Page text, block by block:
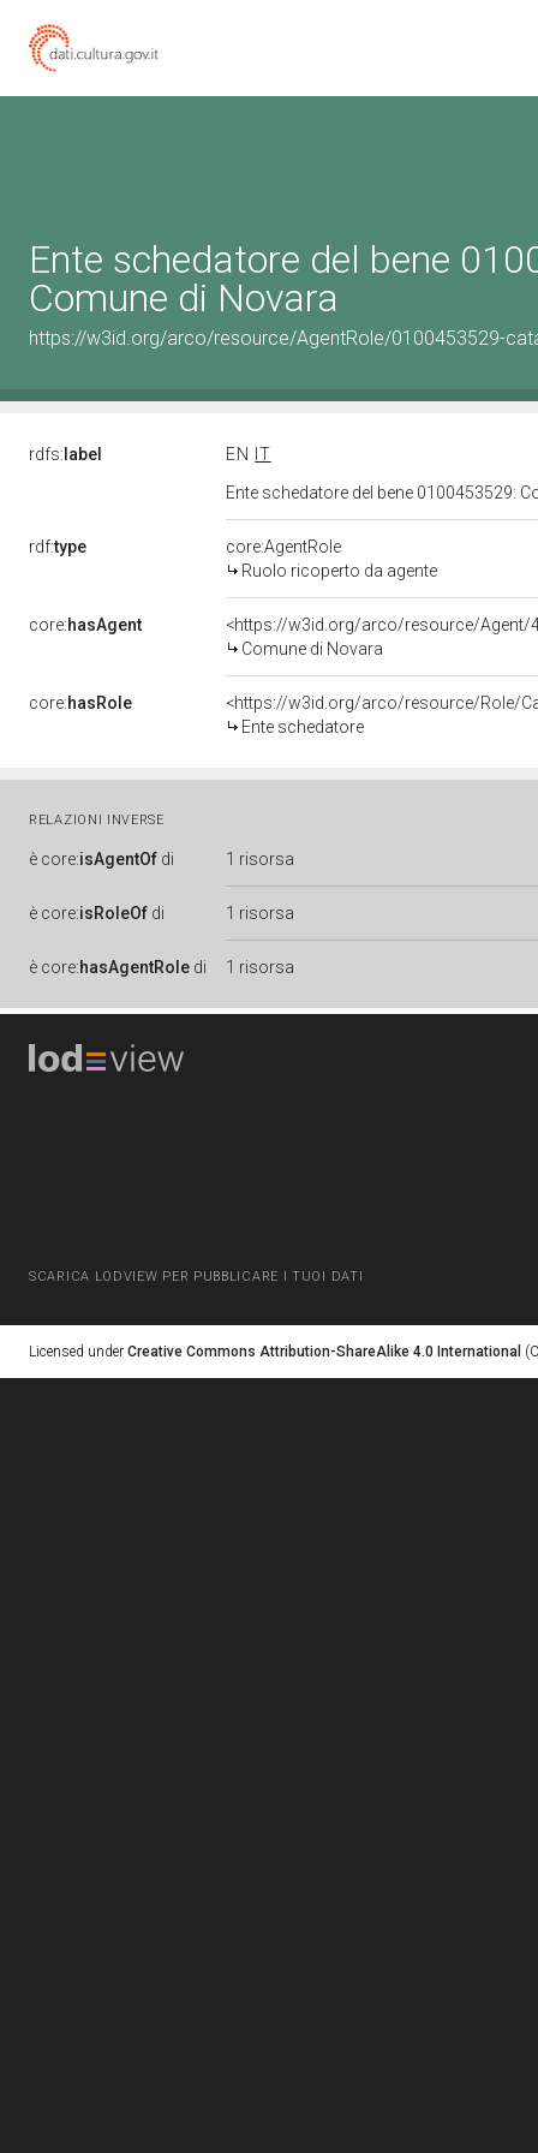
Ente schedatore del bene
Comune di Novara
https://w3id.org/arco/resource/AgentRole/0100453529-
rdfs: label EN
IT
Ente schedatore del bene 0100453529:
rdf:type
core:AgentRole
Ruolo ricoperto da agente
core:hasAgent
<https://w3id.org/arco/resource/Agent/
Comune di Novara
core:hasRole
<https://w3id.org/arco/resource/Role/
Ente schedatore
RELAZIONI INVERSE
è core:isAgentOf di 1 risorsa
è core:isRoleOf di 1 risorsa
è core:hasAgentRole di 1 risorsa
SCARICA LODVIEW PER PUBBLICARE I TUOI DATI
Licensed under Creative Commons Attribution-ShareAlike 4.0 International